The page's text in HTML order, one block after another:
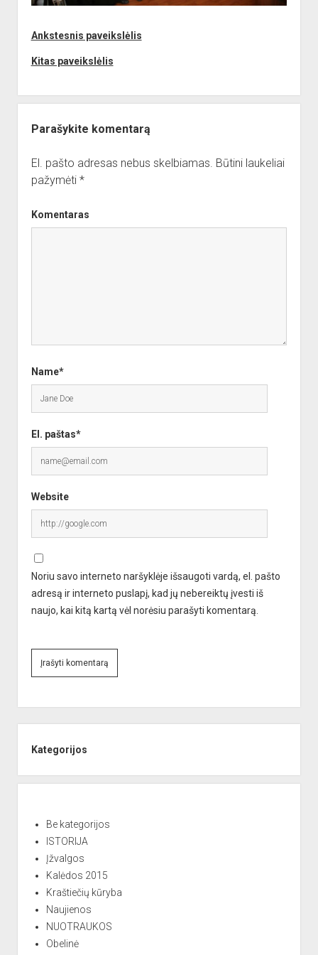
Sporto Klubas
dropdown
Nuorodos
Obelių biblioteka
Paremkite Obelius
Ankstesnis paveikslėlis
Kitas paveikslėlis
Parašykite komentarą
El. pašto adresas nebus skelbiamas. Būtini laukeliai
pažymėti *
Komentaras
Name*
El. paštas*
Website
Noriu savo interneto naršyklėje išsaugoti vardą, el. pašto
adresą ir interneto puslapį, kad jų nebereiktų įvesti iš
naujo, kai kitą kartą vėl norėsiu parašyti komentarą.
e
n
Kategorijos
Be kategorijos
ISTORIJA
Įžvalgos
Kalėdos 2015
Kraštiečių kūryba
Naujienos
NUOTRAUKOS
Obelinė